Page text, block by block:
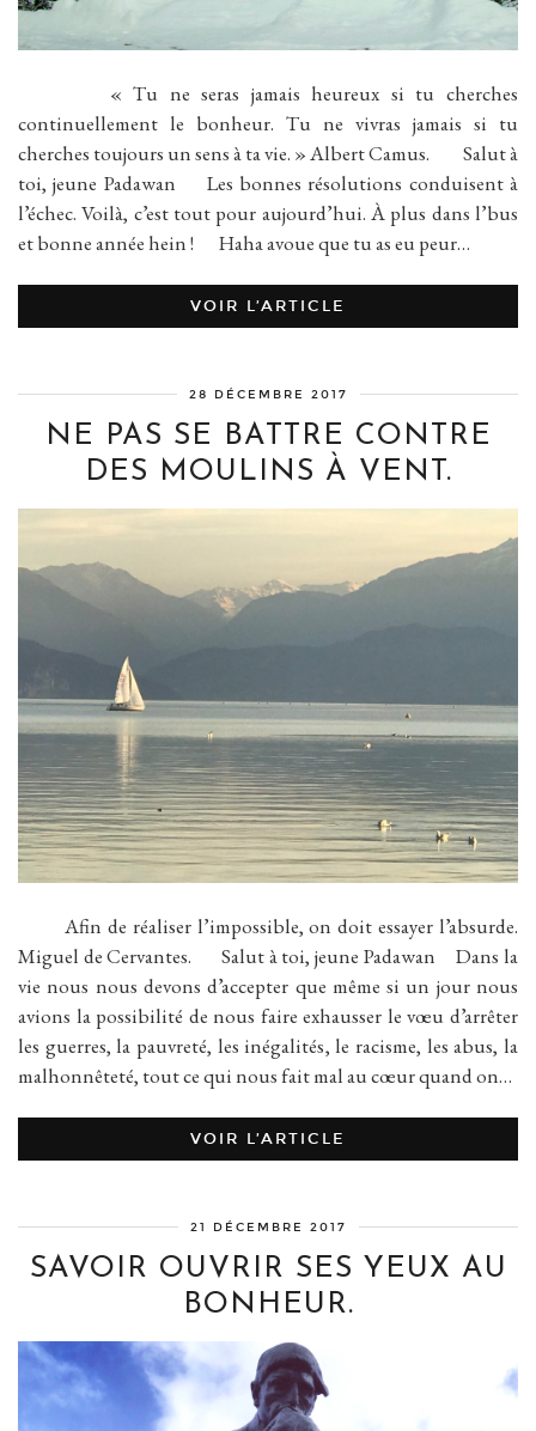
« Tu ne seras jamais heureux si tu cherches
continuellement le bonheur. Tu ne vivras jamais si tu
cherches toujours un sens à ta vie. » Albert Camus. Salut à
toi, jeune Padawan Les bonnes résolutions conduisent à
l’échec. Voilà, c’est tout pour aujourd’hui. À plus dans l’bus
et bonne année hein ! Haha avoue que tu as eu peur…
VOIR L’ARTICLE
28 DÉCEMBRE 2017
NE PAS SE BATTRE CONTRE
DES MOULINS À VENT.
Afin de réaliser l’impossible, on doit essayer l’absurde.
Miguel de Cervantes. Salut à toi, jeune Padawan Dans la
vie nous nous devons d’accepter que même si un jour nous
avions la possibilité de nous faire exhausser le vœu d’arrêter
les guerres, la pauvreté, les inégalités, le racisme, les abus, la
malhonnêteté, tout ce qui nous fait mal au cœur quand on…
VOIR L’ARTICLE
21 DÉCEMBRE 2017
SAVOIR OUVRIR SES YEUX AU
BONHEUR.